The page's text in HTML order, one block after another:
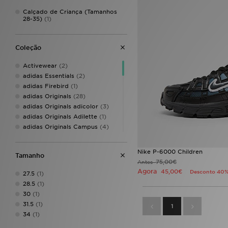
Calçado de Criança (Tamanhos
28-35) (1)
Coleção
Activewear (2)
adidas Essentials (2)
adidas Firebird (1)
adidas Originals (28)
adidas Originals adicolor (3)
adidas Originals Adilette (1)
adidas Originals Campus (4)
(2)
adidas Originals Falcon
adidas Originals Handball
Spezial
adidas Originals Ozweego
adidas Originals Samba
adidas Originals Samba Jane
Tamanho
27.5 (1)
28.5 (1)
30 (1)
31.5 (1)
34 (1)
Nike P-6000 Children
Antes75,00€
Agora 45,00€ Desconto
1